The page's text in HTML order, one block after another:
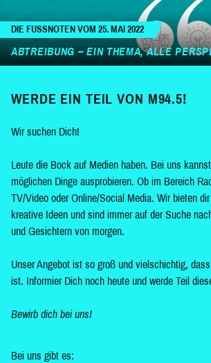
DIE FUSSNOTEN VOM 25. MAI 2022
ABTREIBUNG – EIN THEMA, ALLE
WERDE EIN TEIL VON M94.5!
Wir suchen Dich!
Leute die Bock auf Medien haben. Bei uns
möglichen Dinge ausprobieren. Ob im Bereich
TV/Video oder Online/Social Media. Wir bieten
kreative Ideen und sind immer auf der Suche
und Gesichtern von morgen.
Unser Angebot ist so groß und vielschichtig,
ist. Informier Dich noch heute und werde Teil
Bewirb dich bei uns!
Bei uns gibt es: